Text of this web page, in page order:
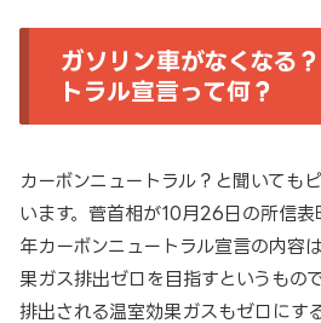
ガソリン車がなくなる
トラル宣言って何？
カーボンニュートラル？と聞いても
います。菅首相が10月26日の所信
年カーボンニュートラル宣言の内容
果ガス排出ゼロを目指すというもの
排出される温室効果ガスもゼロにす